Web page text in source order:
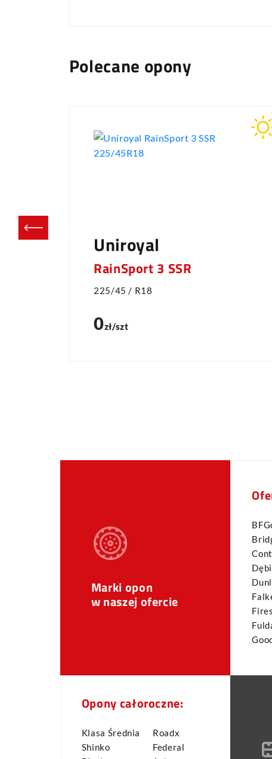
Polecane opony
Uniroyal
RainSport 3 SSR
225/45 / R18
0zł/szt
Marki opon
w naszej ofercie
Opony całoroczne:
Klasa Średnia
Shinko
Roadx
Federal